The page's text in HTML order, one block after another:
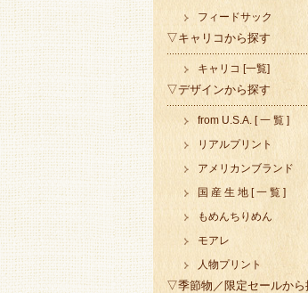
フィードサック
▽キャリコから探す
キャリコ [一覧]
▽デザインから探す
from U.S.A. [ 一 覧 ]
リアルプリント
アメリカンブランド
国 産 生 地 [ 一 覧 ]
もめんちりめん
モアレ
人物プリント
▽季節物／限定セールから